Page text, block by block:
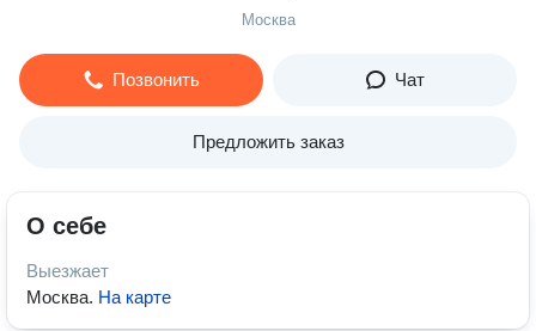
Москва
Позвонить Чат
Предложить заказ
О себе
Выезжает
Москва. На карте